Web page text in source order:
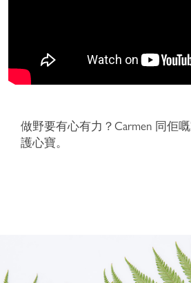
做野要有心有力？Carmen 同佢
護心寶。